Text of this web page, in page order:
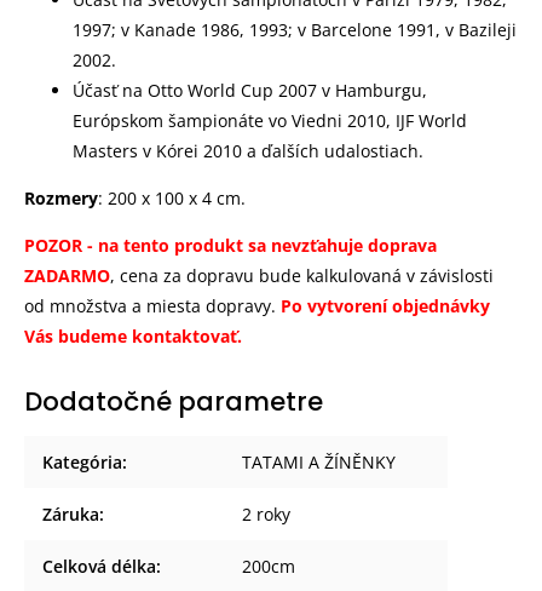
1997; v Kanade 1986, 1993; v Barcelone 1991, v Bazileji
2002.
Účasť na Otto World Cup 2007 v Hamburgu,
Európskom šampionáte vo Viedni 2010, IJF World
Masters v Kórei 2010 a ďalších udalostiach.
Rozmery: 200 x 100 x 4 cm.
POZOR - na tento produkt sa nevzťahuje doprava
ZADARMO, cena za dopravu bude kalkulovaná v závislosti
od množstva a miesta dopravy. Po vytvorení objednávky
Vás budeme kontaktovať.
Dodatočné parametre
Kategória: TATAMI A ŽÍNĚNKY
Záruka: 2 roky
Celková délka: 200cm